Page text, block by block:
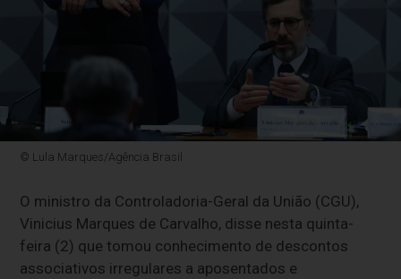
© Lula Marques/Agência Brasil
O ministro da Controladoria-Geral da União (CGU),
Vinicius Marques de Carvalho, disse nesta quinta-
feira (2) que tomou conhecimento de descontos
associativos irregulares a aposentados e